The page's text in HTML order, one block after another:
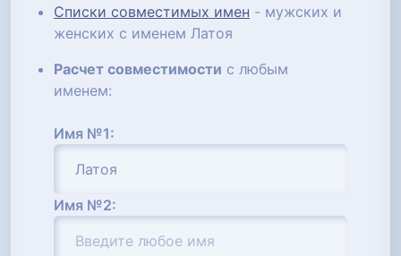
Списки совместимых имен - мужских и
женских с именем Латоя
Расчет совместимости с любым
именем:
Имя №1:
Имя №2: